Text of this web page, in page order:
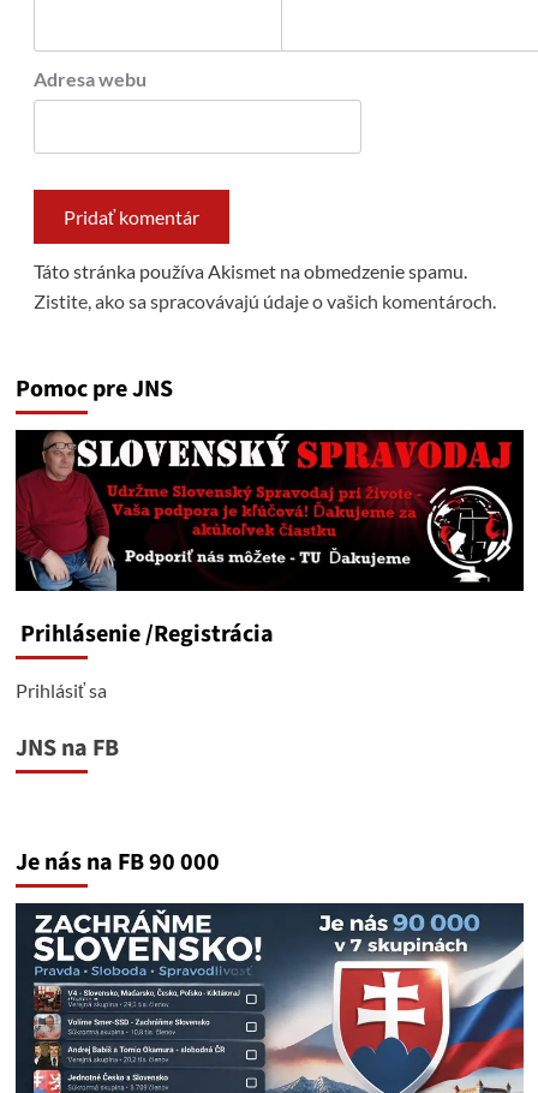
Adresa webu
Táto stránka používa Akismet na obmedzenie spamu.
Zistite, ako sa spracovávajú údaje o vašich komentároch.
Pomoc pre JNS
Prihlásenie/Registrácia
Prihlásiť sa
JNS na FB
Je nás na FB 90 000